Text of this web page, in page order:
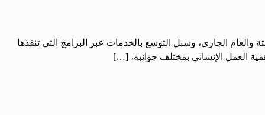
والعام الجاري، وسبل التوسع بالخدمات عبر البرامج التي تنفذها
العمل الإنساني بمختلف جوانبه، […]